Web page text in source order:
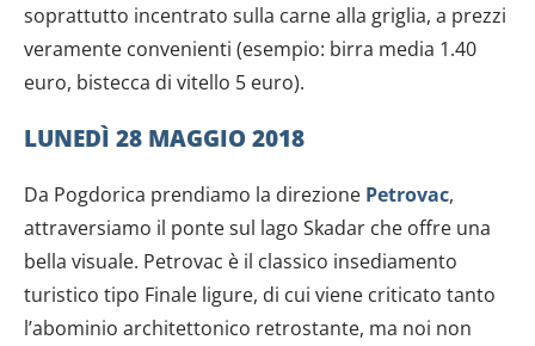
soprattutto incentrato sulla carne alla griglia, a prezzi
veramente convenienti (esempio: birra media 1.40
euro, bistecca di vitello 5 euro).
LUNEDÌ 28 MAGGIO 2018
Da Pogdorica prendiamo la direzione Petrovac,
attraversiamo il ponte sul lago Skadar che offre una
bella visuale. Petrovac è il classico insediamento
turistico tipo Finale ligure, di cui viene criticato tanto
l’abominio architettonico retrostante, ma noi non